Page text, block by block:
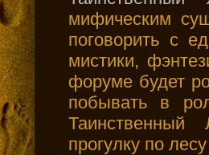
мифическим
поговорить с
мистики,
форуме будет
побывать в
прогулку по